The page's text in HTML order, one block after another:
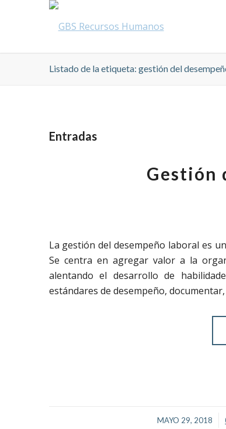
Listado de la etiqueta: gestión del
Entradas
Gestión
La gestión del desempeño laboral es
Se centra en agregar valor a la
alentando el desarrollo de
estándares de desempeño,
MAYO 29, 2018
/